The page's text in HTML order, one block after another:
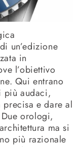
un’edizione
in
l’obiettivo
Qui entrano
più audaci,
precisa e dare al
orologi,
ma si
più razionale